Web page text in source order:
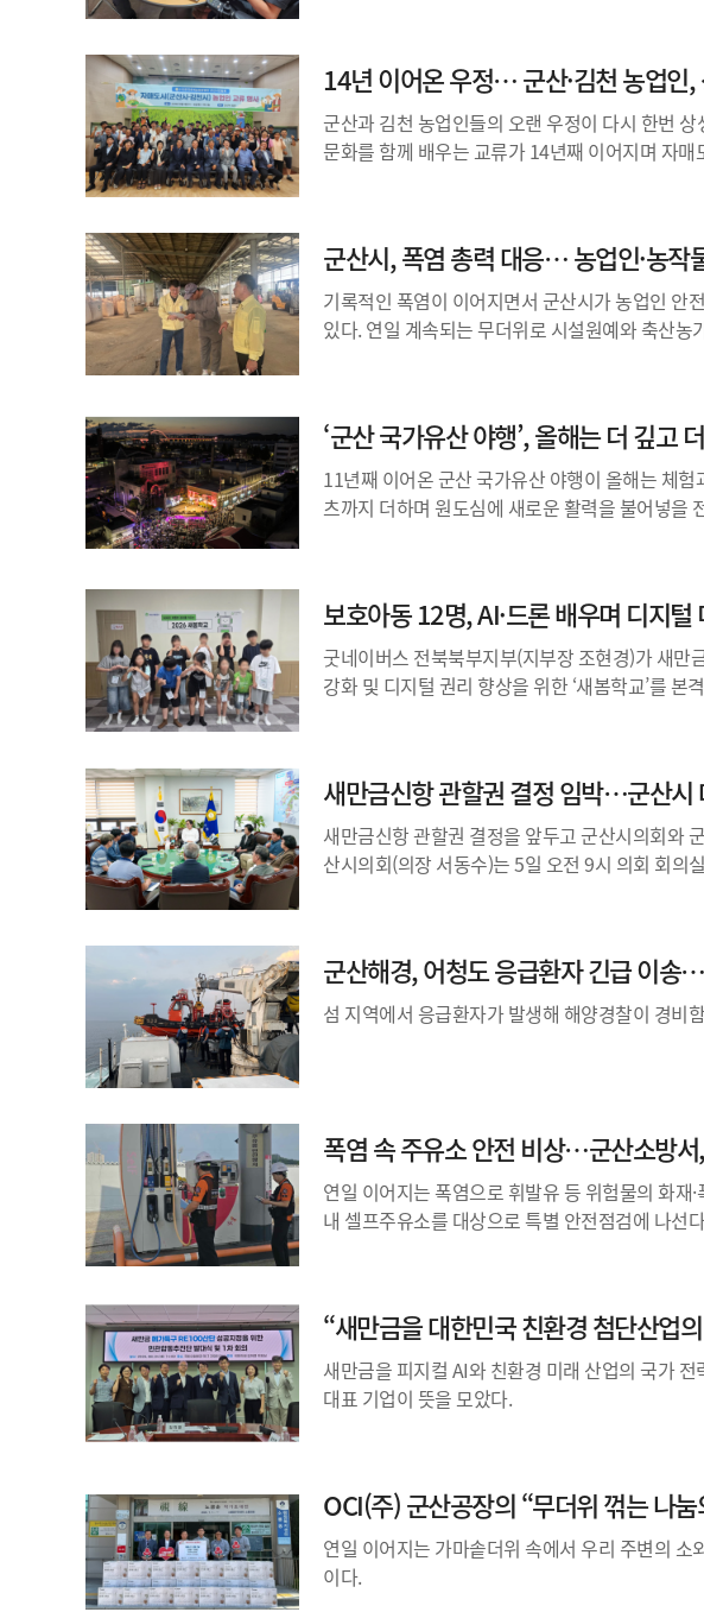
14년 이어온 우정… 군산·김천 농업인,
군산과 김천 농업인들의 오랜 우정이 다시 한번
문화를 함께 배우는 교류가 14년째 이어지며 자
군산시, 폭염 총력 대응… 농업인·농작
기록적인 폭염이 이어지면서 군산시가 농업인 안
있다. 연일 계속되는 무더위로 시설원예와 축산
‘군산 국가유산 야행’, 올해는 더 깊고
11년째 이어온 군산 국가유산 야행이 올해는 체
츠까지 더하며 원도심에 새로운 활력을 불어넣을
보호아동 12명, AI·드론 배우며 디지털
굿네이버스 전북북부지부(지부장 조현경)가 새만
강화 및 디지털 권리 향상을 위한 ‘새봄학교’를 본
새만금신항 관할권 결정 임박…군산시
새만금신항 관할권 결정을 앞두고 군산시의회와
산시의회(의장 서동수)는 5일 오전 9시 의회 회의
군산해경, 어청도 응급환자 긴급 이송
섬 지역에서 응급환자가 발생해 해양경찰이 경비
폭염 속 주유소 안전 비상…군산소방
연일 이어지는 폭염으로 휘발유 등 위험물의 화재
내 셀프주유소를 대상으로 특별 안전점검에 나선
“새만금을 대한민국 친환경 첨단산업
새만금을 피지컬 AI와 친환경 미래 산업의 국가
대표 기업이 뜻을 모았다.
OCI(주) 군산공장의 “무더위 꺾는 나
연일 이어지는 가마솥더위 속에서 우리 주변의
이다.